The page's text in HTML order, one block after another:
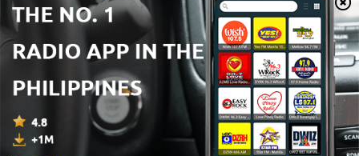
11 Apr 2026
114 -
التحذير من البدع والطرق البدعية ألقاها أخونا الحبيب أبو
خديجة محمد علي الغامبي حفظه الله تعالى
خطبة جمعة بعنوان { حرمة الغيبة وفحشها } ألقاها شيخنا
الحبيب أبو عبيد عبدالله جبريل اللبوي الأثري حفظه الله تعالى
04 Apr 2026